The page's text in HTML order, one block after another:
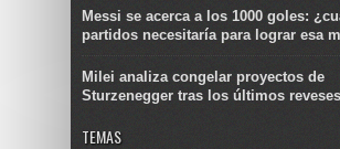
Messi se acerca a los 1000 goles:
partidos necesitaría para lograr esa
Milei analiza congelar proyectos de
Sturzenegger tras los últimos
TEMAS